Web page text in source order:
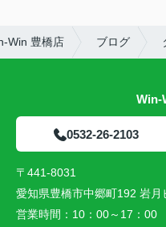
Win 豊橋店 ブログ
Win-
0532-26-2103
〒441-8031
愛知県豊橋市中郷町192 岩月
営業時間： 10：00～17：00